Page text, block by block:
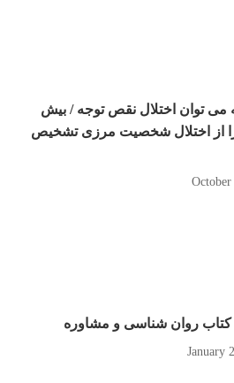
می توان اختلال نقص توجه / بیش
از اختلال شخصیت مرزی تشخیص
روان شناسی و مشاوره